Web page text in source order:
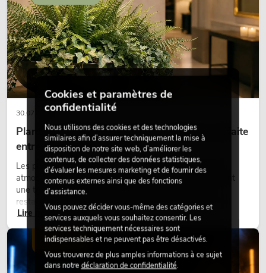
30.07.2026
Plantes artificielles ignifugées : l'alliance parfaite
entre sécurité et design
Les plantes donnent vie aux espaces. Elles créent une
atmosphère agréable, améliorent l’ambiance et apportent
une touche naturelle. Que ce soit dans les hôtels, les
restaurants, les centres commerciaux, les immeubles de
bureaux ou sur les stands d’exposition, une végétalisation de
qualité fait depuis longtemps partie intégrante des concepts
d’aménagement modernes.
Lire maintenant
ÉCLAIRAGE
Cookies et paramètres de
confidentialité
Nous utilisons des cookies et des technologies
similaires afin d’assurer techniquement la mise à
disposition de notre site web, d’améliorer les
contenus, de collecter des données statistiques,
d’évaluer les mesures marketing et de fournir des
contenus externes ainsi que des fonctions
d’assistance.
Vous pouvez décider vous-même des catégories et
services auxquels vous souhaitez consentir. Les
services techniquement nécessaires sont
indispensables et ne peuvent pas être désactivés.
Vous trouverez de plus amples informations à ce sujet
dans notre déclaration de confidentialité.